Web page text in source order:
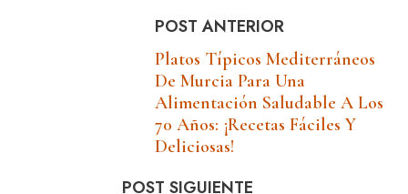
POST ANTERIOR
Platos Típicos Mediterráneos
De Murcia Para Una
Alimentación Saludable A Los
70 Años: ¡Recetas Fáciles Y
Deliciosas!
POST SIGUIENTE